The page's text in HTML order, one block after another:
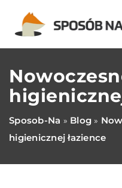
Sposob-Na » Blog »
higienicznej łazience